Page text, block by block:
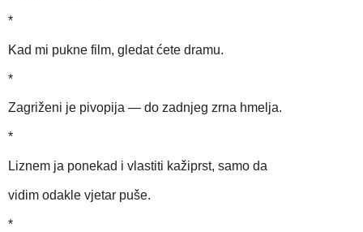
*
Kad mi pukne film, gledat ćete dramu.
*
Zagriženi je pivopija — do zadnjeg zrna hmelja.
*
Liznem ja ponekad i vlastiti kažiprst, samo da
vidim odakle vjetar puše.
*